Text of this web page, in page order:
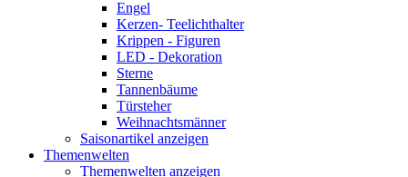
Engel
Kerzen- Teelichthalter
Krippen - Figuren
LED - Dekoration
Sterne
Tannenbäume
Türsteher
Weihnachtsmänner
Saisonartikel anzeigen
Themenwelten
Themenwelten anzeigen